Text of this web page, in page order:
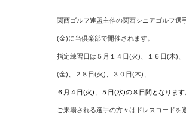
関西ゴルフ連盟主催の関西シニアゴルフ選
(金)に当倶楽部で開催されます。
指定練習日は５月１４日(火)、１６日(木)
(金)、２８日(火)、３０日(木)、
６月４日(火)、５日(水)の８日間となります
ご来場される選手の方々はドレスコードを